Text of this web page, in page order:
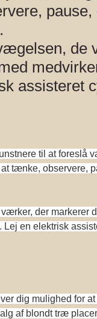
pause,
de
assisteret
til at foreslå
tænke, observere,
der markerer
en elektrisk
dig mulighed for
af blondt træ